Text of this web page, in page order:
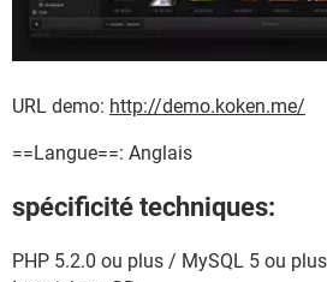
URL demo: http://demo.koken.me/
==Langue==: Anglais
spécificité techniques:
PHP 5.2.0 ou plus / MySQL 5 ou